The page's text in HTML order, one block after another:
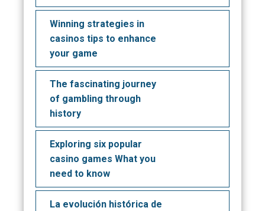
Winning strategies in
casinos tips to enhance
your game
The fascinating journey
of gambling through
history
Exploring six popular
casino games What you
need to know
La evolución histórica de